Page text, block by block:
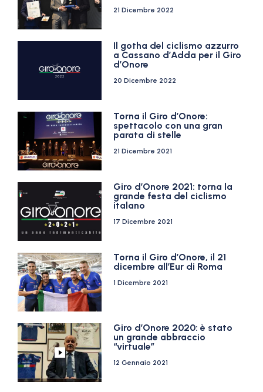
21 Dicembre 2022
Il gotha del ciclismo azzurro
a Cassano d’Adda per il Giro
d’Onore
20 Dicembre 2022
Torna il Giro d’Onore:
spettacolo con una gran
parata di stelle
21 Dicembre 2021
Giro d’Onore 2021: torna la
grande festa del ciclismo
italano
17 Dicembre 2021
Torna il Giro d’Onore, il 21
dicembre all’Eur di Roma
1 Dicembre 2021
Giro d’Onore 2020: è stato
un grande abbraccio
“virtuale”
12 Gennaio 2021